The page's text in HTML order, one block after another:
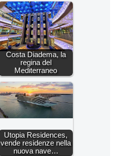
Costa Diadema, la
regina del
Mediterraneo
Utopia Residences,
vende residenze nella
nuova nave…